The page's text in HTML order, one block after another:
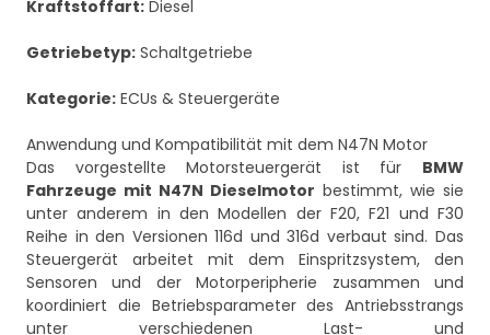
Kraftstoffart: Diesel
Getriebetyp: Schaltgetriebe
Kategorie: ECUs & Steuergeräte
Anwendung und Kompatibilität mit dem N47N Motor
Das vorgestellte Motorsteuergerät ist für BMW
Fahrzeuge mit N47N Dieselmotor bestimmt, wie sie
unter anderem in den Modellen der F20, F21 und F30
Reihe in den Versionen 116d und 316d verbaut sind. Das
Steuergerät arbeitet mit dem Einspritzsystem, den
Sensoren und der Motorperipherie zusammen und
koordiniert die Betriebsparameter des Antriebsstrangs
unter verschiedenen Last- und